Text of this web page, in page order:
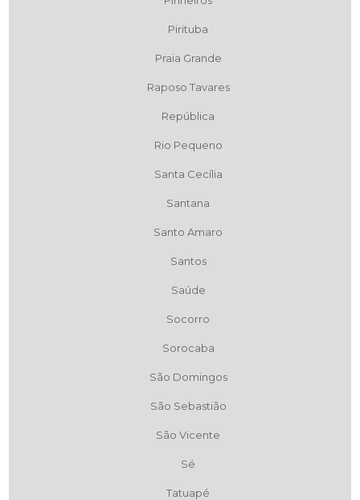
Pirituba
Praia Grande
Raposo Tavares
República
Rio Pequeno
Santa Cecília
Santana
Santo Amaro
Santos
Saúde
Socorro
Sorocaba
São Domingos
São Sebastião
São Vicente
Sé
Tatuapé